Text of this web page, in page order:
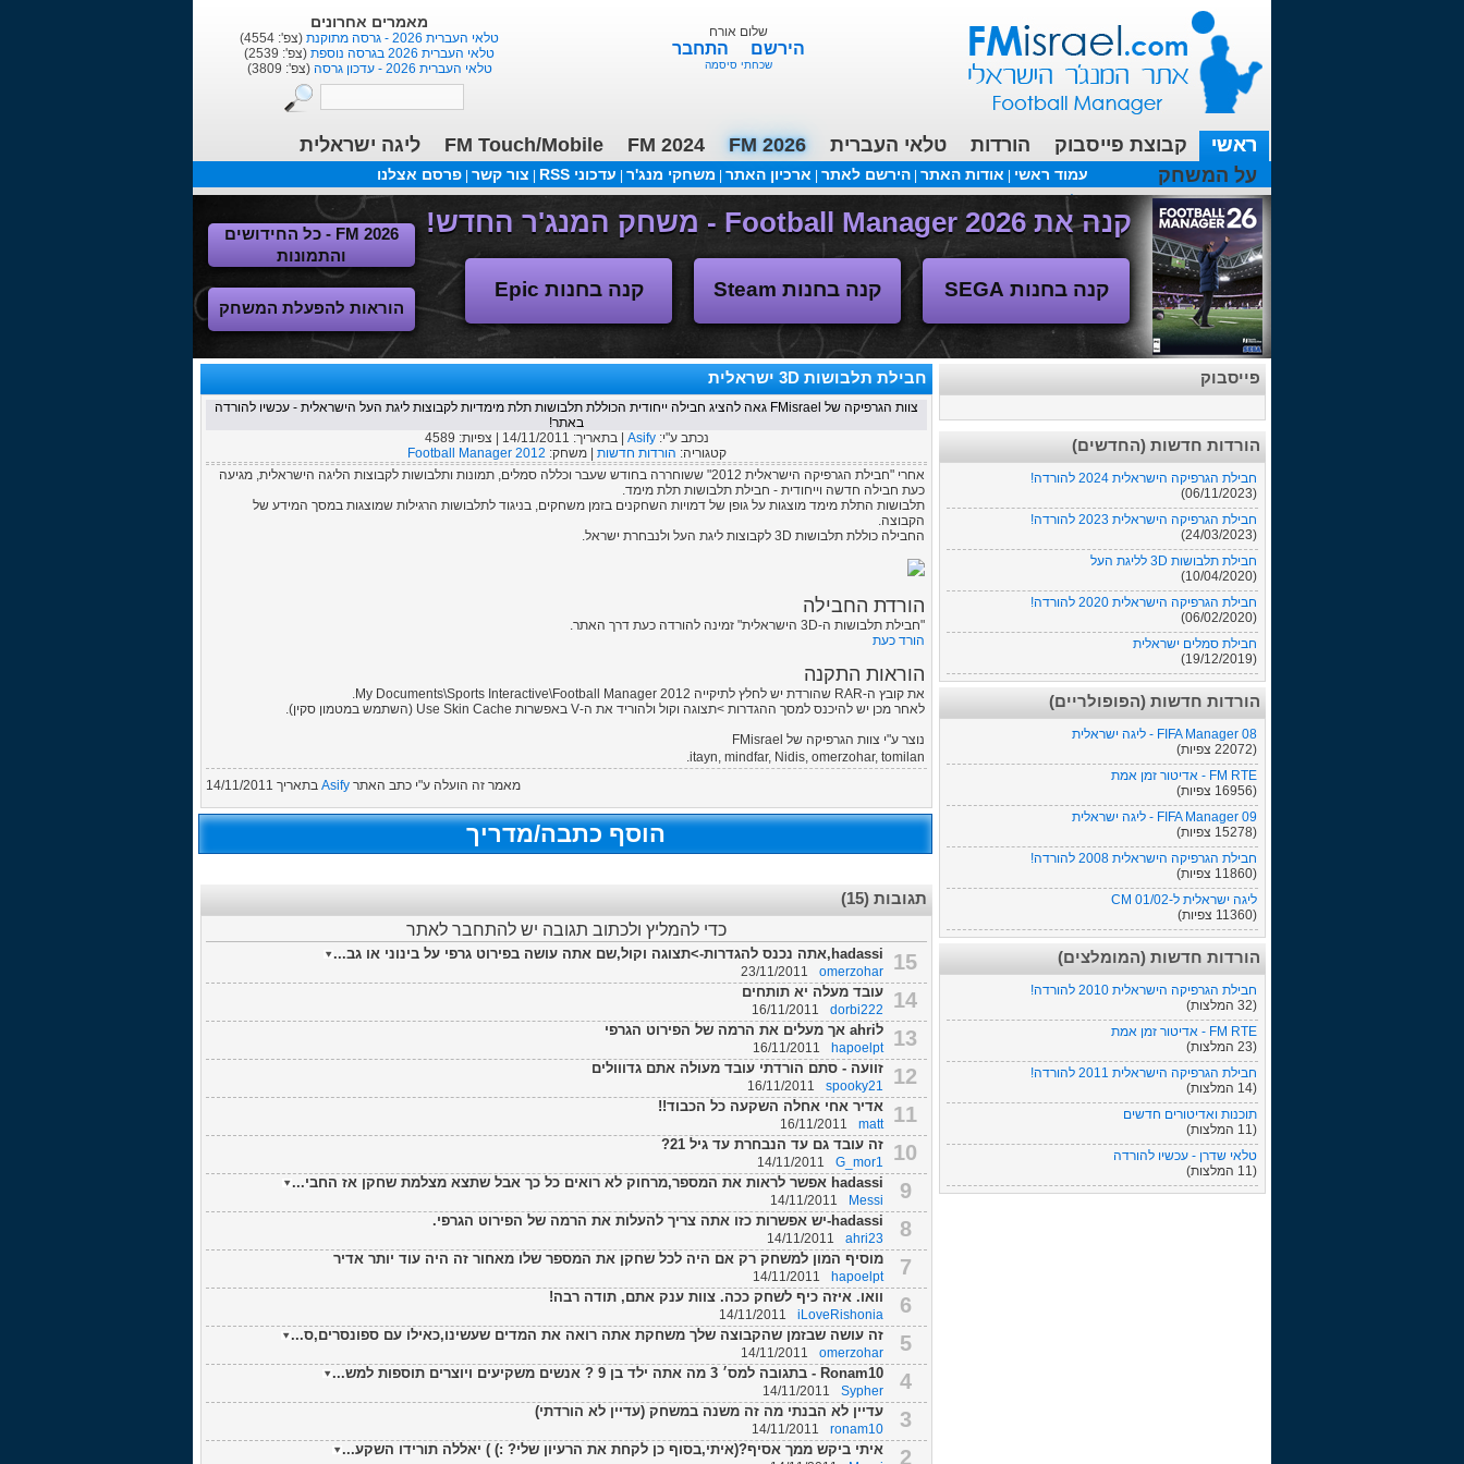
מאמרים אחרונים
טלאי העברית 2026 - גרסה מתוקנת
(צפ': 4554)
טלאי העברית 2026 בגרסה נוספת
(צפ': 2539)
טלאי העברית 2026 - עדכון גרסה
(צפ': 3809)
שלום אורח
הירשם התחבר
שכחתי סיסמה
ראשי קבוצת פייסבוק הורדות טלאי העברית FM 2026
FM 2024
FM Touch/Mobile
ליגה ישראלית
על המשחק
עמוד ראשי אודות האתר |הירשם לאתר ארכיון האתר משחקי מנג'ר עדכוני RSS צור קשר פרסם אצלנו
עכשיו בפורומים:FM19- איך יוצאים לחופשה עם המאמן ?
קנה את Football Manager 2026 - משחק המנג'ר החדש!
קנה בחנות SEGA קנה בחנות Steam קנה בחנות Epic
FM 2026 - כל החידושים
והתמונות
הוראות להפעלת המשחק
פייסבוק
הורדות חדשות (החדשים)
חבילת הגרפיקה הישראלית 2024 להורדה!
(06/11/2023)
חבילת הגרפיקה הישראלית 2023 להורדה!
(24/03/2023)
חבילת תלבושות 3D לליגת העל
(10/04/2020)
חבילת הגרפיקה הישראלית 2020 להורדה!
(06/02/2020)
חבילת סמלים ישראלית
(19/12/2019)
הורדות חדשות (הפופולריים)
FIFA Manager 08 - ליגה ישראלית
(22072 צפיות)
FM RTE - אדיטור זמן אמת
(16956 צפיות)
FIFA Manager 09 - ליגה ישראלית
(15278 צפיות)
חבילת הגרפיקה הישראלית 2008 להורדה!
(11860 צפיות)
ליגה ישראלית ל-CM 01/02
(11360 צפיות)
הורדות חדשות (המומלצים)
חבילת הגרפיקה הישראלית 2010 להורדה!
(32 המלצות)
FM RTE - אדיטור זמן אמת
(23 המלצות)
חבילת הגרפיקה הישראלית 2011 להורדה!
(14 המלצות)
תוכנות ואדיטורים חדשים
(11 המלצות)
טלאי שדרן - עכשיו להורדה
(11 המלצות)
חבילת תלבושות 3D ישראלית
צוות הגרפיקה של FMisrael גאה להציג חבילה ייחודית הכוללת תלבושות תלת מימדיות לקבוצות ליגת העל הישראלית - עכשיו להורדה
באתר!
נכתב ע"י:Asify | בתאריך: 14/11/2011 | צפיות: 4589
קטגוריה: הורדות חדשות | משחק: Football Manager 2012
אחרי "חבילת הגרפיקה הישראלית 2012" ששוחררה בחודש שעבר וכללה סמלים, תמונות ותלבושות לקבוצות הליגה הישראלית, מגיעה
כעת חבילה חדשה וייחודית - חבילת תלבושות תלת מימד.
תלבושות התלת מימד מוצגות על גופן של דמויות השחקנים בזמן משחקים, בניגוד לתלבושות הרגילות שמוצגות במסך המידע של
הקבוצה.
החבילה כוללת תלבושות 3D לקבוצות ליגת העל ולנבחרת ישראל.
הורדת החבילה
"חבילת תלבושות ה-3D הישראלית" זמינה להורדה כעת דרך האתר.
הורד כעת
הוראות התקנה
את קובץ ה-RAR שהורדת יש לחלץ לתיקייה My Documents\Sports Interactive\Football Manager 2012.
לאחר מכן יש להיכנס למסך ההגדרות >תצוגה וקול ולהוריד את ה-V באפשרות Use Skin Cache (השתמש במטמון סקין).
נוצר ע"י צוות הגרפיקה של FMisrael
itayn, mindfar, Nidis, omerzohar, tomilan.
מאמר זה הועלה ע"י כתב האתר Asify בתאריך 14/11/2011
הוסף כתבה/מדריך
תגובות (15)
כדי להמליץ ולכתוב תגובה יש להתחבר לאתר
15 hadassi,אתה נכנס להגדרות->תצוגה וקול,שם אתה עושה בפירוט גרפי על בינוני או גב...
omerzohar
23/11/2011
14 עובד מעלה יא תותחים
dorbi222
16/11/2011
13 לahri אך מעלים את הרמה של הפירוט הגרפי
hapoelpt
16/11/2011
12 זוועה - סתם הורדתי עובד מעולה אתם גדווולים
spooky21
16/11/2011
11 אדיר אחי אחלה השקעה כל הכבוד!!
matt
16/11/2011
10 זה עובד גם עד הנבחרת עד גיל 21?
G_mor1
14/11/2011
9 hadassi אפשר לראות את המספר,מרחוק לא רואים כל כך אבל שתצא מצלמת שחקן אז החבי...
Messi
14/11/2011
8 hadassi-יש אפשרות כזו אתה צריך להעלות את הרמה של הפירוט הגרפי.
ahri23
14/11/2011
7 מוסיף המון למשחק רק אם היה לכל שחקן את המספר שלו מאחור זה היה עוד יותר אדיר
hapoelpt
14/11/2011
6 וואו. איזה כיף לשחק ככה. צוות ענק אתם, תודה רבה!
iLoveRishonia
14/11/2011
5 זה עושה שבזמן שהקבוצה שלך משחקת אתה רואה את המדים שעשינו,כאילו עם ספונסרים,ס...
omerzohar
14/11/2011
4 Ronam10 - בתגובה למס׳ 3 מה אתה ילד בן 9 ? אנשים משקיעים ויוצרים תוספות למש...
Sypher
14/11/2011
3 עדיין לא הבנתי מה זה משנה במשחק (עדיין לא הורדתי)
ronam10
14/11/2011
2 איתי ביקש ממך אסיף?(איתי,בסוף כן לקחת את הרעיון שלי? :) ) יאללה תורידו השקע...